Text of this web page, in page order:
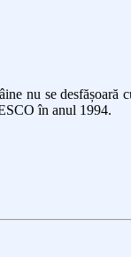
nu se desfășoară
în anul 1994.